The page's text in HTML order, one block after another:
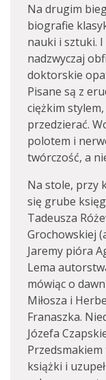
Na drugim
biografie
nauki i sztuki.
nadzwyczaj
doktorskie
Pisane są z
ciężkim
przedzierać.
polotem i
twórczość, a
Na stole, przy
się grube
Tadeusza
Grochowskiej
Jaremy pióra
Lema
mówiąc o
Miłosza i
Franaszka.
Józefa
książki i